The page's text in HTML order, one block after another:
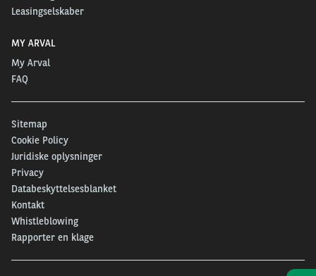
Leasingselskaber
MY ARVAL
My Arval
FAQ
Sitemap
Cookie Policy
Juridiske oplysninger
Privacy
Databeskyttelsesblanket
Kontakt
Whistleblowing
Rapporter en klage